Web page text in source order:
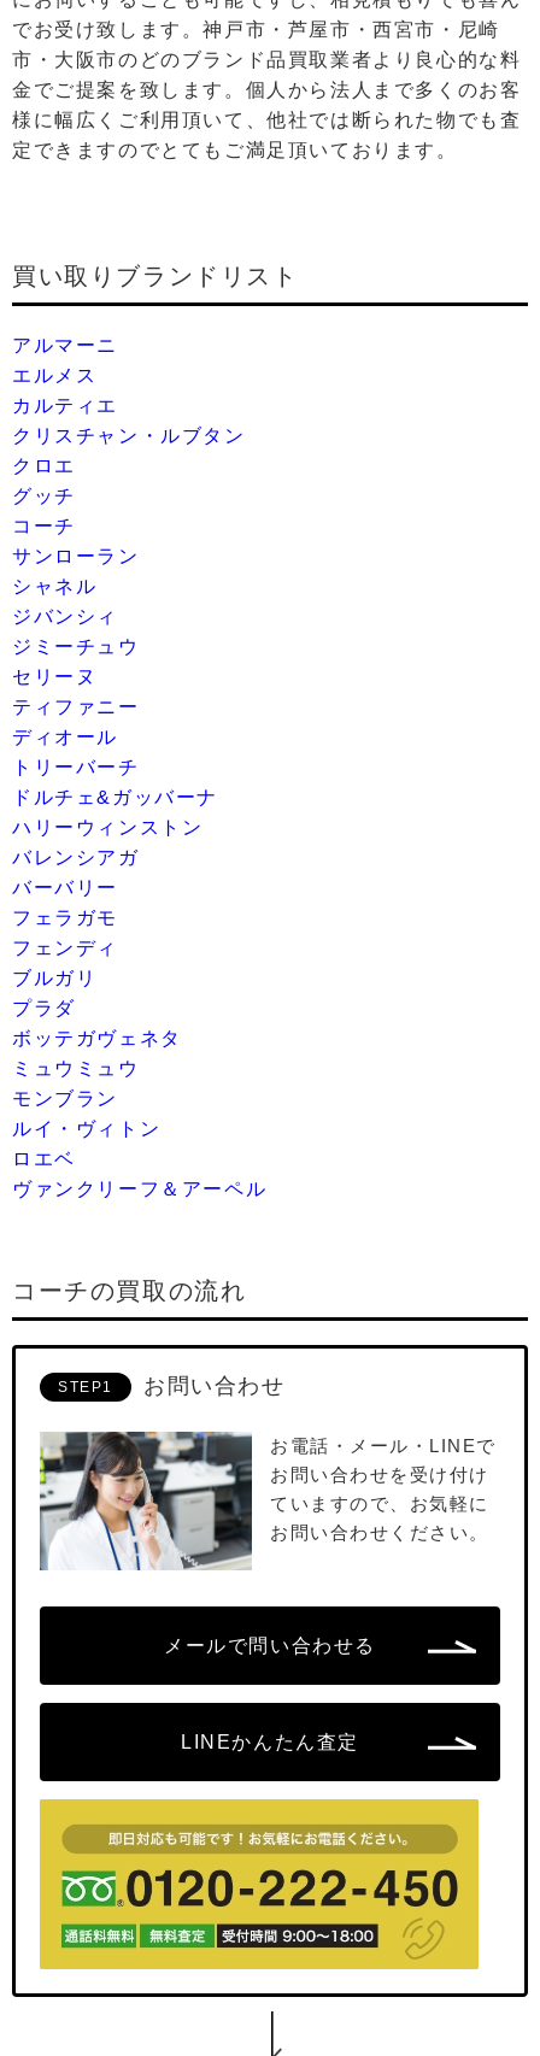
でお受け致します。神戸市・芦屋市・西宮市・尼崎
市・大阪市のどのブランド品買取業者より良⼼的な料
⾦でご提案を致します。個⼈から法⼈まで多くのお客
様に幅広くご利⽤頂いて、他社では断られた物でも査
定できますのでとてもご満⾜頂いております。
買い取りブランドリスト
アルマーニ
エルメス
カルティエ
クリスチャン・ルブタン
クロエ
グッチ
コーチ
サンローラン
シャネル
ジバンシィ
ジミーチュウ
セリーヌ
ティファニー
ディオール
トリーバーチ
ドルチェ&ガッバーナ
ハリーウィンストン
バレンシアガ
バーバリー
フェラガモ
フェンディ
ブルガリ
プラダ
ボッテガヴェネタ
ミュウミュウ
モンブラン
ルイ・ヴィトン
ロエベ
ヴァンクリーフ＆アーペル
コーチの買取の流れ
STEP1 お問い合わせ
お電話・メール・LINEで
お問い合わせを受け付け
ていますので、お気軽に
お問い合わせください。
メールで問い合わせる
LINEかんたん査定